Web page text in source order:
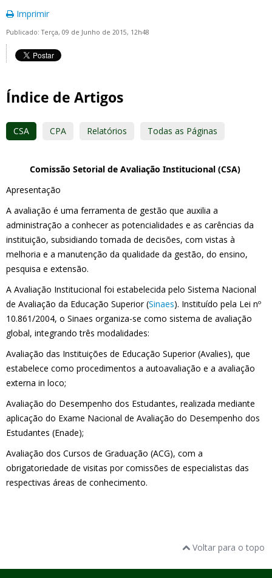
Imprimir
Publicado: Terça, 09 de Junho de 2015, 12h48
Índice de Artigos
CSA CPA Relatórios Todas as Páginas
Comissão Setorial de Avaliação Institucional (CSA)
Apresentação
A avaliação é uma ferramenta de gestão que auxilia a
administração a conhecer as potencialidades e as carências da
instituição, subsidiando tomada de decisões, com vistas à
melhoria e a manutenção da qualidade da gestão, do ensino,
pesquisa e extensão.
A Avaliação Institucional foi estabelecida pelo Sistema Nacional
de Avaliação da Educação Superior (Sinaes). Instituído pela Lei nº
10.861/2004, o Sinaes organiza-se como sistema de avaliação
global, integrando três modalidades:
Avaliação das Instituições de Educação Superior (Avalies), que
estabelece como procedimentos a autoavaliação e a avaliação
externa in loco;
Avaliação do Desempenho dos Estudantes, realizada mediante
aplicação do Exame Nacional de Avaliação do Desempenho dos
Estudantes (Enade);
Avaliação dos Cursos de Graduação (ACG), com a
obrigatoriedade de visitas por comissões de especialistas das
respectivas áreas de conhecimento.
Voltar para o topo